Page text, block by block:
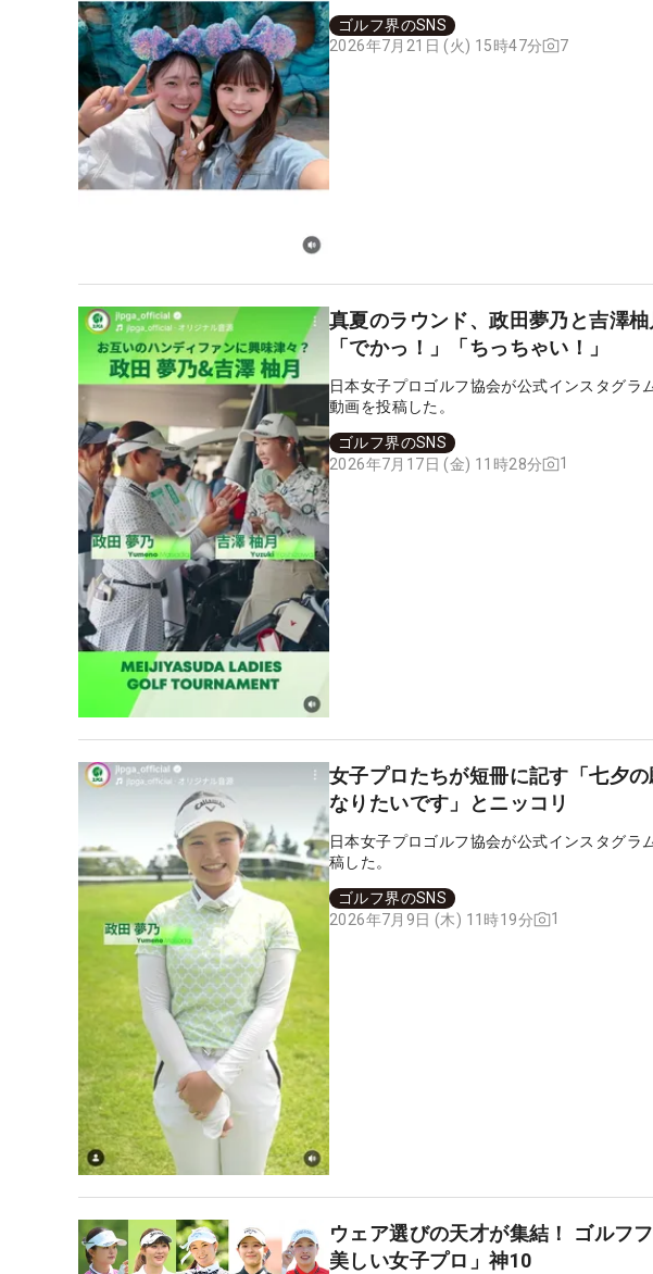
ゴルフ界のSNS
2026年7月21日 (火) 15時47分
7
真夏のラウンド、政田夢乃と吉澤
「でかっ！」「ちっちゃい！」
日本女子プロゴルフ協会が公式インスタグラ
動画を投稿した。
ゴルフ界のSNS
2026年7月17日 (金) 11時28分
1
女子プロたちが短冊に記す「七夕
なりたいです」とニッコリ
日本女子プロゴルフ協会が公式インスタグ
稿した。
ゴルフ界のSNS
2026年7月9日 (木) 11時19分
1
ウェア選びの天才が集結！ ゴルフ
美しい女子プロ」神10